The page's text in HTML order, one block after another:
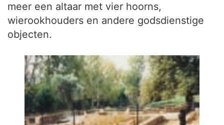
meer een altaar met vier hoorns,
wierookhouders en andere godsdienstige
objecten.